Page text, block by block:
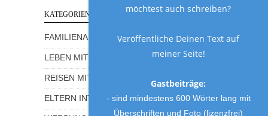
KATEGORIEN
FAMILIENALLTAG MIT HUMOR
LEBEN MIT KINDERN
REISEN MIT KINDERN
ELTERN INTERVIEWS
möchtest auch schreiben?
Veröffentliche Deinen Text auf
meiner Seite!
Gastbeiträge:
- sind mindestens 600 Wörter lang mit
Überschriften und Foto (lizenzfrei)